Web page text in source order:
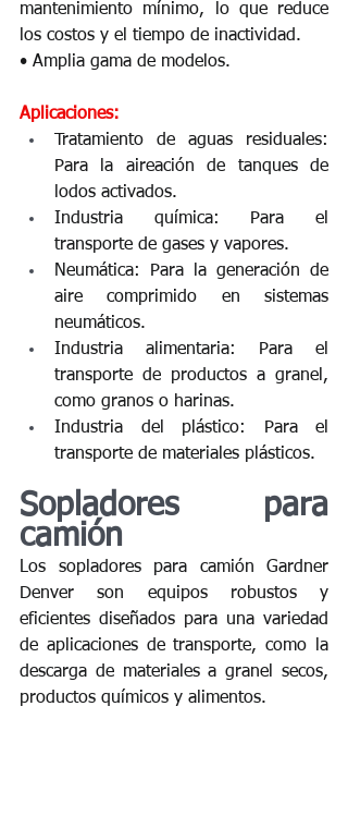
mantenimiento mínimo, lo que reduce
los costos y el tiempo de inactividad.
• Amplia gama de modelos.
Aplicaciones:
Tratamiento de aguas residuales:
Para la aireación de tanques de
lodos activados.
Industria química: Para el
transporte de gases y vapores.
Neumática: Para la generación de
aire comprimido en sistemas
neumáticos.
Industria alimentaria: Para el
transporte de productos a granel,
como granos o harinas.
Industria del plástico: Para el
transporte de materiales plásticos.
Sopladores para
camión
Los sopladores para camión Gardner
Denver son equipos robustos y
eficientes diseñados para una variedad
de aplicaciones de transporte, como la
descarga de materiales a granel secos,
productos químicos y alimentos.